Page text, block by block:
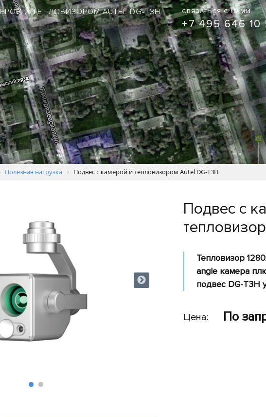
И ТЕПЛОВИЗОРОМ AUTEL DG-T3H СВЯЗАТЬСЯ С НАМИ
+7 495 646 10
Полезная нагрузка Подвес с камерой и тепловизором Autel DG-T3H
Подвес с
Тепловизор
angle камера
подвес DG-T3H
Цена: По